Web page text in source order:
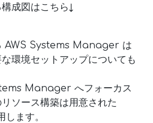
成図はこちら↓
AWS Systems Manager は
環境セットアップについても
Manager へフォーカス
ソース構築は用意された
ます。